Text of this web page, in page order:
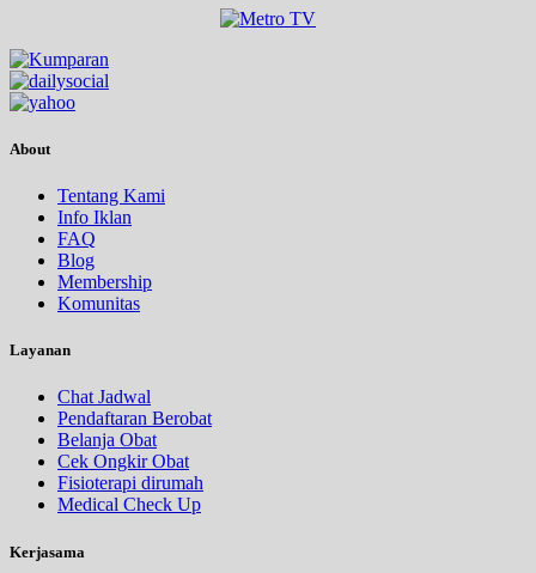
About
Tentang Kami
Info Iklan
FAQ
Blog
Membership
Komunitas
Layanan
Chat Jadwal
Pendaftaran Berobat
Belanja Obat
Cek Ongkir Obat
Fisioterapi dirumah
Medical Check Up
Kerjasama